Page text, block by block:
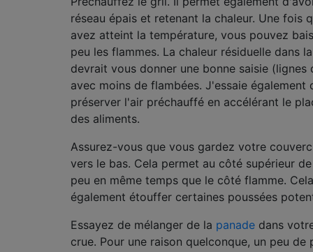
réseau épais et retenant la chaleur. Une fois
avez atteint la température, vous pouvez
peu les flammes. La chaleur résiduelle dans
devrait vous donner une bonne saisie (lignes
avec moins de flambées. J'essaie également
préserver l'air préchauffé en accélérant le
des aliments.
Assurez-vous que vous gardez votre
vers le bas. Cela permet au côté supérieur
peu en même temps que le côté flamme.
également étouffer certaines poussées
Essayez de mélanger de la panade dans
crue. Pour une raison quelconque, un peu de